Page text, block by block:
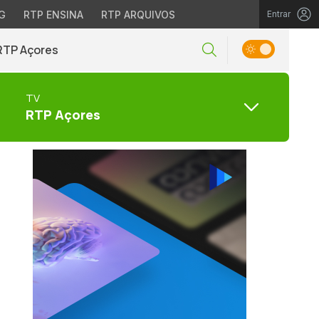
RTP ENSINA RTP ARQUIVOS Entrar
Açores
TV
RTP Açores